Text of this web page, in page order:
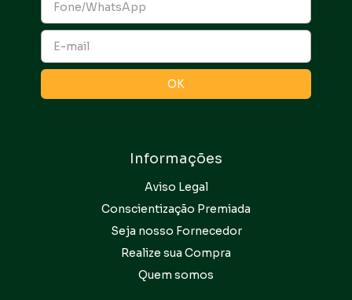
Informações
Aviso Legal
Conscientização Premiada
Seja nosso Fornecedor
Realize sua Compra
Quem somos